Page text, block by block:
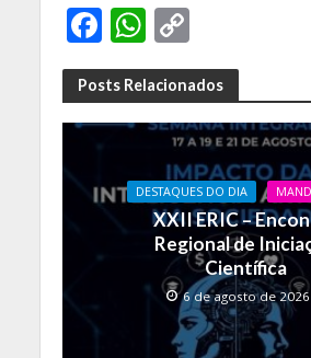
F
ac
e
b
o
W
h
at
s
A
p
p
C
o
p
y
Li
n
k
Posts Relacionados
DESTAQUES DO DIA
XXII ERIC –
Regional de
Científica
6 de agosto de 2026